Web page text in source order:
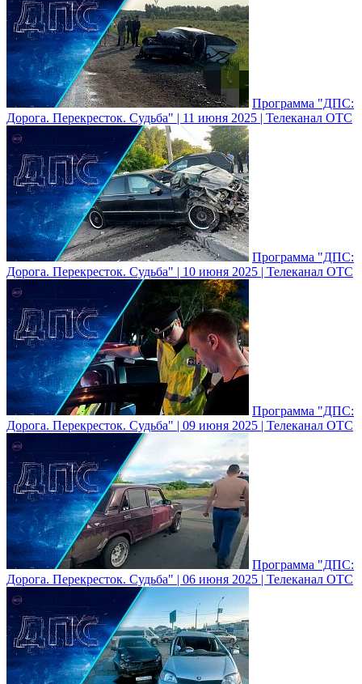
Программа "ДПС:
Дорога. Перекресток. Судьба" | 11 июня 2025 | Телеканал ОТС
Программа "ДПС:
Дорога. Перекресток. Судьба" | 10 июня 2025 | Телеканал ОТС
Программа "ДПС:
Дорога. Перекресток. Судьба" | 09 июня 2025 | Телеканал ОТС
Программа "ДПС:
Дорога. Перекресток. Судьба" | 06 июня 2025 | Телеканал ОТС